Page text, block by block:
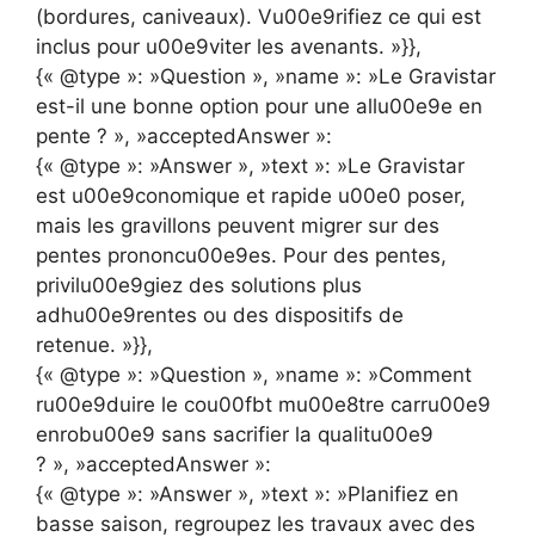
(bordures, caniveaux). Vu00e9rifiez ce qui est
inclus pour u00e9viter les avenants. »}},
{« @type »: »Question », »name »: »Le Gravistar
est-il une bonne option pour une allu00e9e en
pente ? », »acceptedAnswer »:
{« @type »: »Answer », »text »: »Le Gravistar
est u00e9conomique et rapide u00e0 poser,
mais les gravillons peuvent migrer sur des
pentes prononcu00e9es. Pour des pentes,
privilu00e9giez des solutions plus
adhu00e9rentes ou des dispositifs de
retenue. »}},
{« @type »: »Question », »name »: »Comment
ru00e9duire le cou00fbt mu00e8tre carru00e9
enrobu00e9 sans sacrifier la qualitu00e9
? », »acceptedAnswer »:
{« @type »: »Answer », »text »: »Planifiez en
basse saison, regroupez les travaux avec des